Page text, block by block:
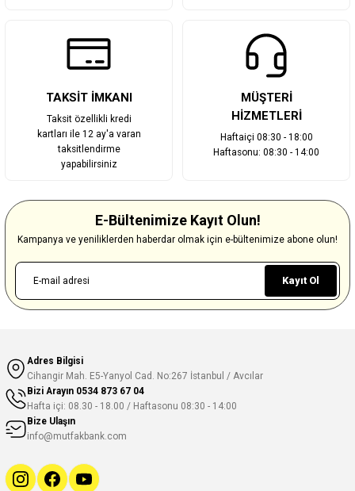
TAKSİT İMKANI
Taksit özellikli kredi
kartları ile 12 ay'a varan
taksitlendirme
yapabilirsiniz
MÜŞTERİ
HİZMETLERİ
Haftaiçi 08:30 - 18:00
Haftasonu: 08:30 - 14:00
E-Bültenimize Kayıt Olun!
Kampanya ve yeniliklerden haberdar olmak için e-bültenimize abone olun!
Kayıt Ol
Adres Bilgisi
Cihangir Mah. E5-Yanyol Cad. No:267 İstanbul / Avcılar
Bizi Arayın 0534 873 67 04
Hafta içi: 08.30 - 18.00 / Haftasonu 08:30 - 14:00
Bize Ulaşın
info@mutfakbank.com